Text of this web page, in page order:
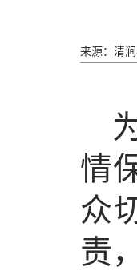
来源：清
情
众
责